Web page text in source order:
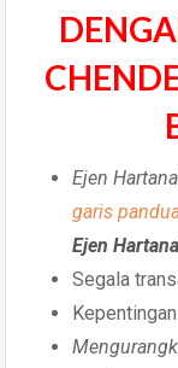
Ejen
garis
Ejen
Segala